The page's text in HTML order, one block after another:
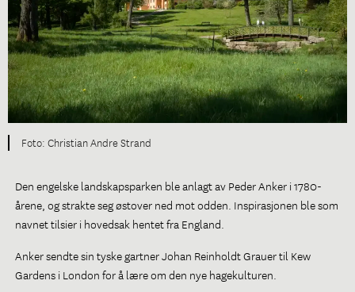
Christian Andre Strand
Den engelske landskapsparken ble anlagt av Peder Anker i 1780-
årene, og strakte seg østover ned mot odden. Inspirasjonen ble som
navnet tilsier i hovedsak hentet fra England.
Anker sendte sin tyske gartner Johan Reinholdt Grauer til Kew
Gardens i London for å lære om den nye hagekulturen.